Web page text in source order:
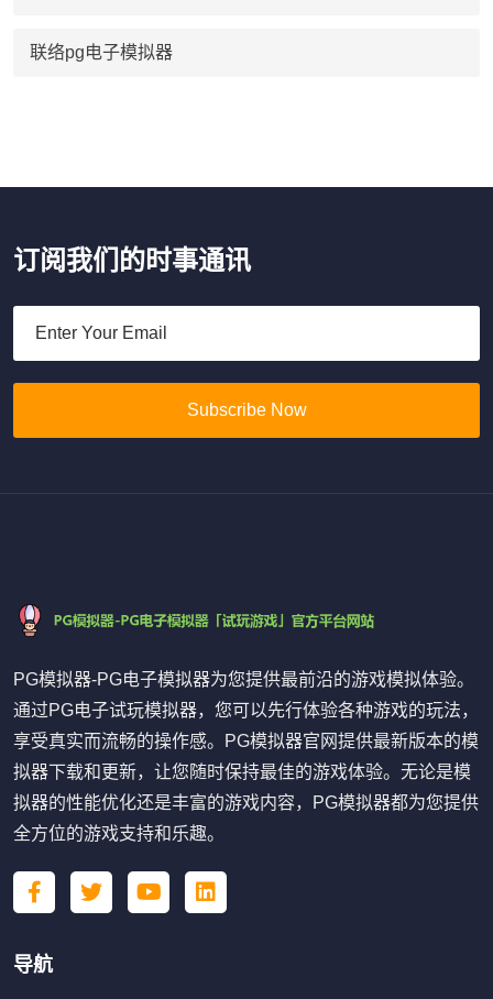
联络pg电子模拟器
订阅我们的时事通讯
Subscribe Now
PG模拟器-PG电子模拟器为您提供最前沿的游戏模拟体验。
通过PG电子试玩模拟器，您可以先行体验各种游戏的玩法，
享受真实而流畅的操作感。PG模拟器官网提供最新版本的模
拟器下载和更新，让您随时保持最佳的游戏体验。无论是模
拟器的性能优化还是丰富的游戏内容，PG模拟器都为您提供
全方位的游戏支持和乐趣。
导航